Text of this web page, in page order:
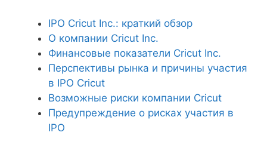
IPO Cricut Inc.: краткий обзор
О компании Cricut Inc.
Финансовые показатели Cricut Inc.
Перспективы рынка и причины участия
в IPO Cricut
Возможные риски компании Cricut
Предупреждение о рисках участия в
IPO